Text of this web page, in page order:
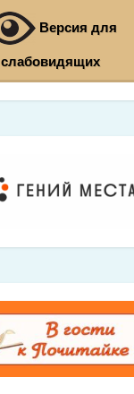
Версия для
слабовидящих